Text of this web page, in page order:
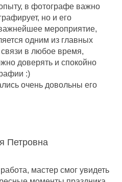
в фотографе важно
но и его
мероприятие,
одним из главных
в любое время,
доверять и спокойно
:)
очень довольны его
Петровна
мастер смог увидеть